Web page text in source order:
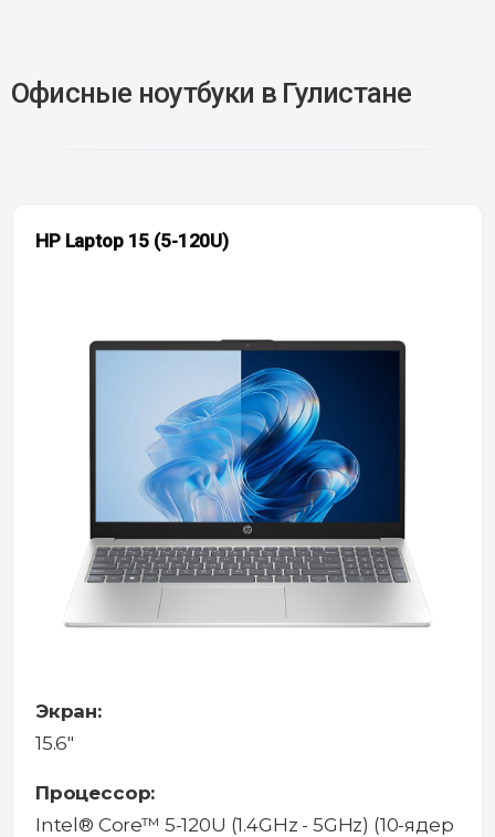
Офисные ноутбуки в Гулистане
HP Laptop 15 (5-120U)
Экран:
15.6"
Процессор:
Intel® Core™ 5-120U (1.4GHz - 5GHz) (10-ядер